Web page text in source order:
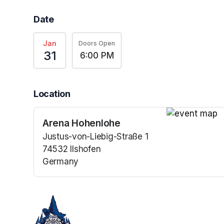
Date
Jan
31
Doors Open
6:00 PM
Location
Arena Hohenlohe
Justus-von-Liebig-Straße 1
74532 Ilshofen
Germany
(opens in a new tab)